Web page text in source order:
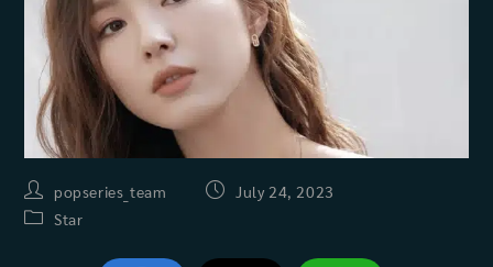
Post
author:
popseries_team
Post July 24, 2023
PostStar